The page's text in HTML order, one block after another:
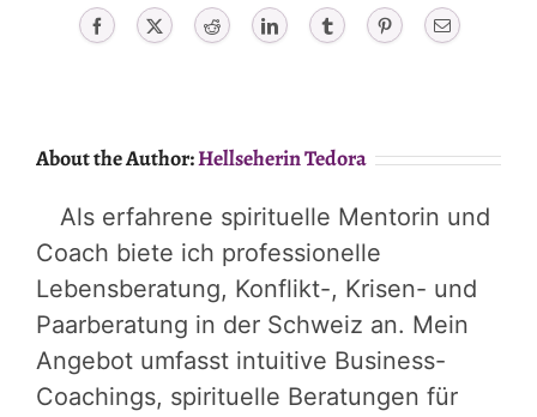
Facebook X Reddit LinkedIn Tumblr PinterestEmail
About the Author:Hellseherin Tedora
Als erfahrene spirituelle Mentorin und
Coach biete ich professionelle
Lebensberatung, Konflikt-, Krisen- und
Paarberatung in der Schweiz an. Mein
Angebot umfasst intuitive Business-
Coachings, spirituelle Beratungen für